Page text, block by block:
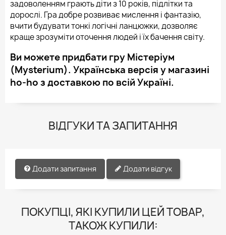
задоволенням грають діти з 10 років, підлітки та
дорослі. Гра добре розвиває мислення і фантазію,
вчити будувати тонкі логічні ланцюжки, дозволяє
краще зрозуміти оточення людей і їх бачення світу.
Ви можете придбати гру Містеріум
(Mysterium). Українська версія у магазині
ho-ho з доставкою по всій Україні.
ВІДГУКИ ТА ЗАПИТАННЯ
Додати запитання Додати відгук
ПОКУПЦІ, ЯКІ КУПИЛИ ЦЕЙ ТОВАР,
ТАКОЖ КУПИЛИ: